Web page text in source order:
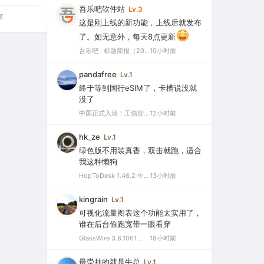
吾乐吧软件站 Lv.3
这是刚上线的新功能，上线后就发布
了。如无意外，每天8点更新
吾乐吧 · 标题简报（2026-08-06）10小时前
pandafree Lv.1
终于等到国行eSIM了，卡槽说没就
没了
中国正式入场！工信部批复eSIM手机商用试验，2026或成爆发元年12小时前
hk_ze Lv.1
绿色版不用装真香，双击就跑，适合
我这种懒狗
HopToDesk 1.46.2 中文绿色版（免费远程协助工具）13小时前
kingrain Lv.1
可视化流量图表这个功能太实用了，
谁在后台偷跑宽带一眼看穿
GlassWire 3.8.1061 中文特别版（可视化网络监控与个人防火墙） 18小时前
最崇拜的就是牛总 Lv.1